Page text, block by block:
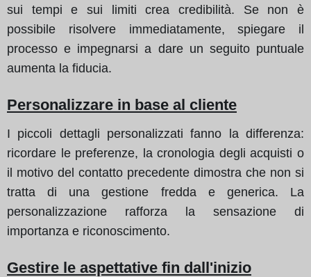
sui tempi e sui limiti crea credibilità. Se non è
possibile risolvere immediatamente, spiegare il
processo e impegnarsi a dare un seguito puntuale
aumenta la fiducia.
Personalizzare in base al cliente
I piccoli dettagli personalizzati fanno la differenza:
ricordare le preferenze, la cronologia degli acquisti o
il motivo del contatto precedente dimostra che non si
tratta di una gestione fredda e generica. La
personalizzazione rafforza la sensazione di
importanza e riconoscimento.
Gestire le aspettative fin dall'inizio